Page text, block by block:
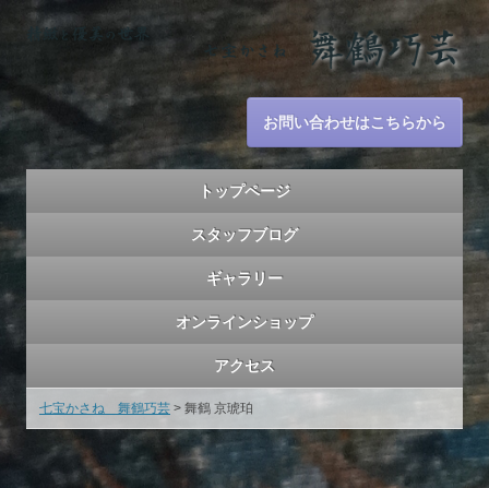
お問い合わせはこちらから
トップページ
スタッフブログ
ギャラリー
オンラインショップ
アクセス
七宝かさね 舞鶴巧芸> 舞鶴 京琥珀